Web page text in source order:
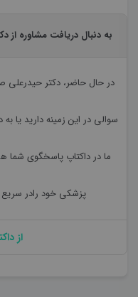
به دنبال دریافت مشاوره
در حال حاضر،دکتر حیدرعلی
سوالی در این زمینه دارید یا
ما در داکتاپ پاسخگوی شما
پزشکی خود رادر
از